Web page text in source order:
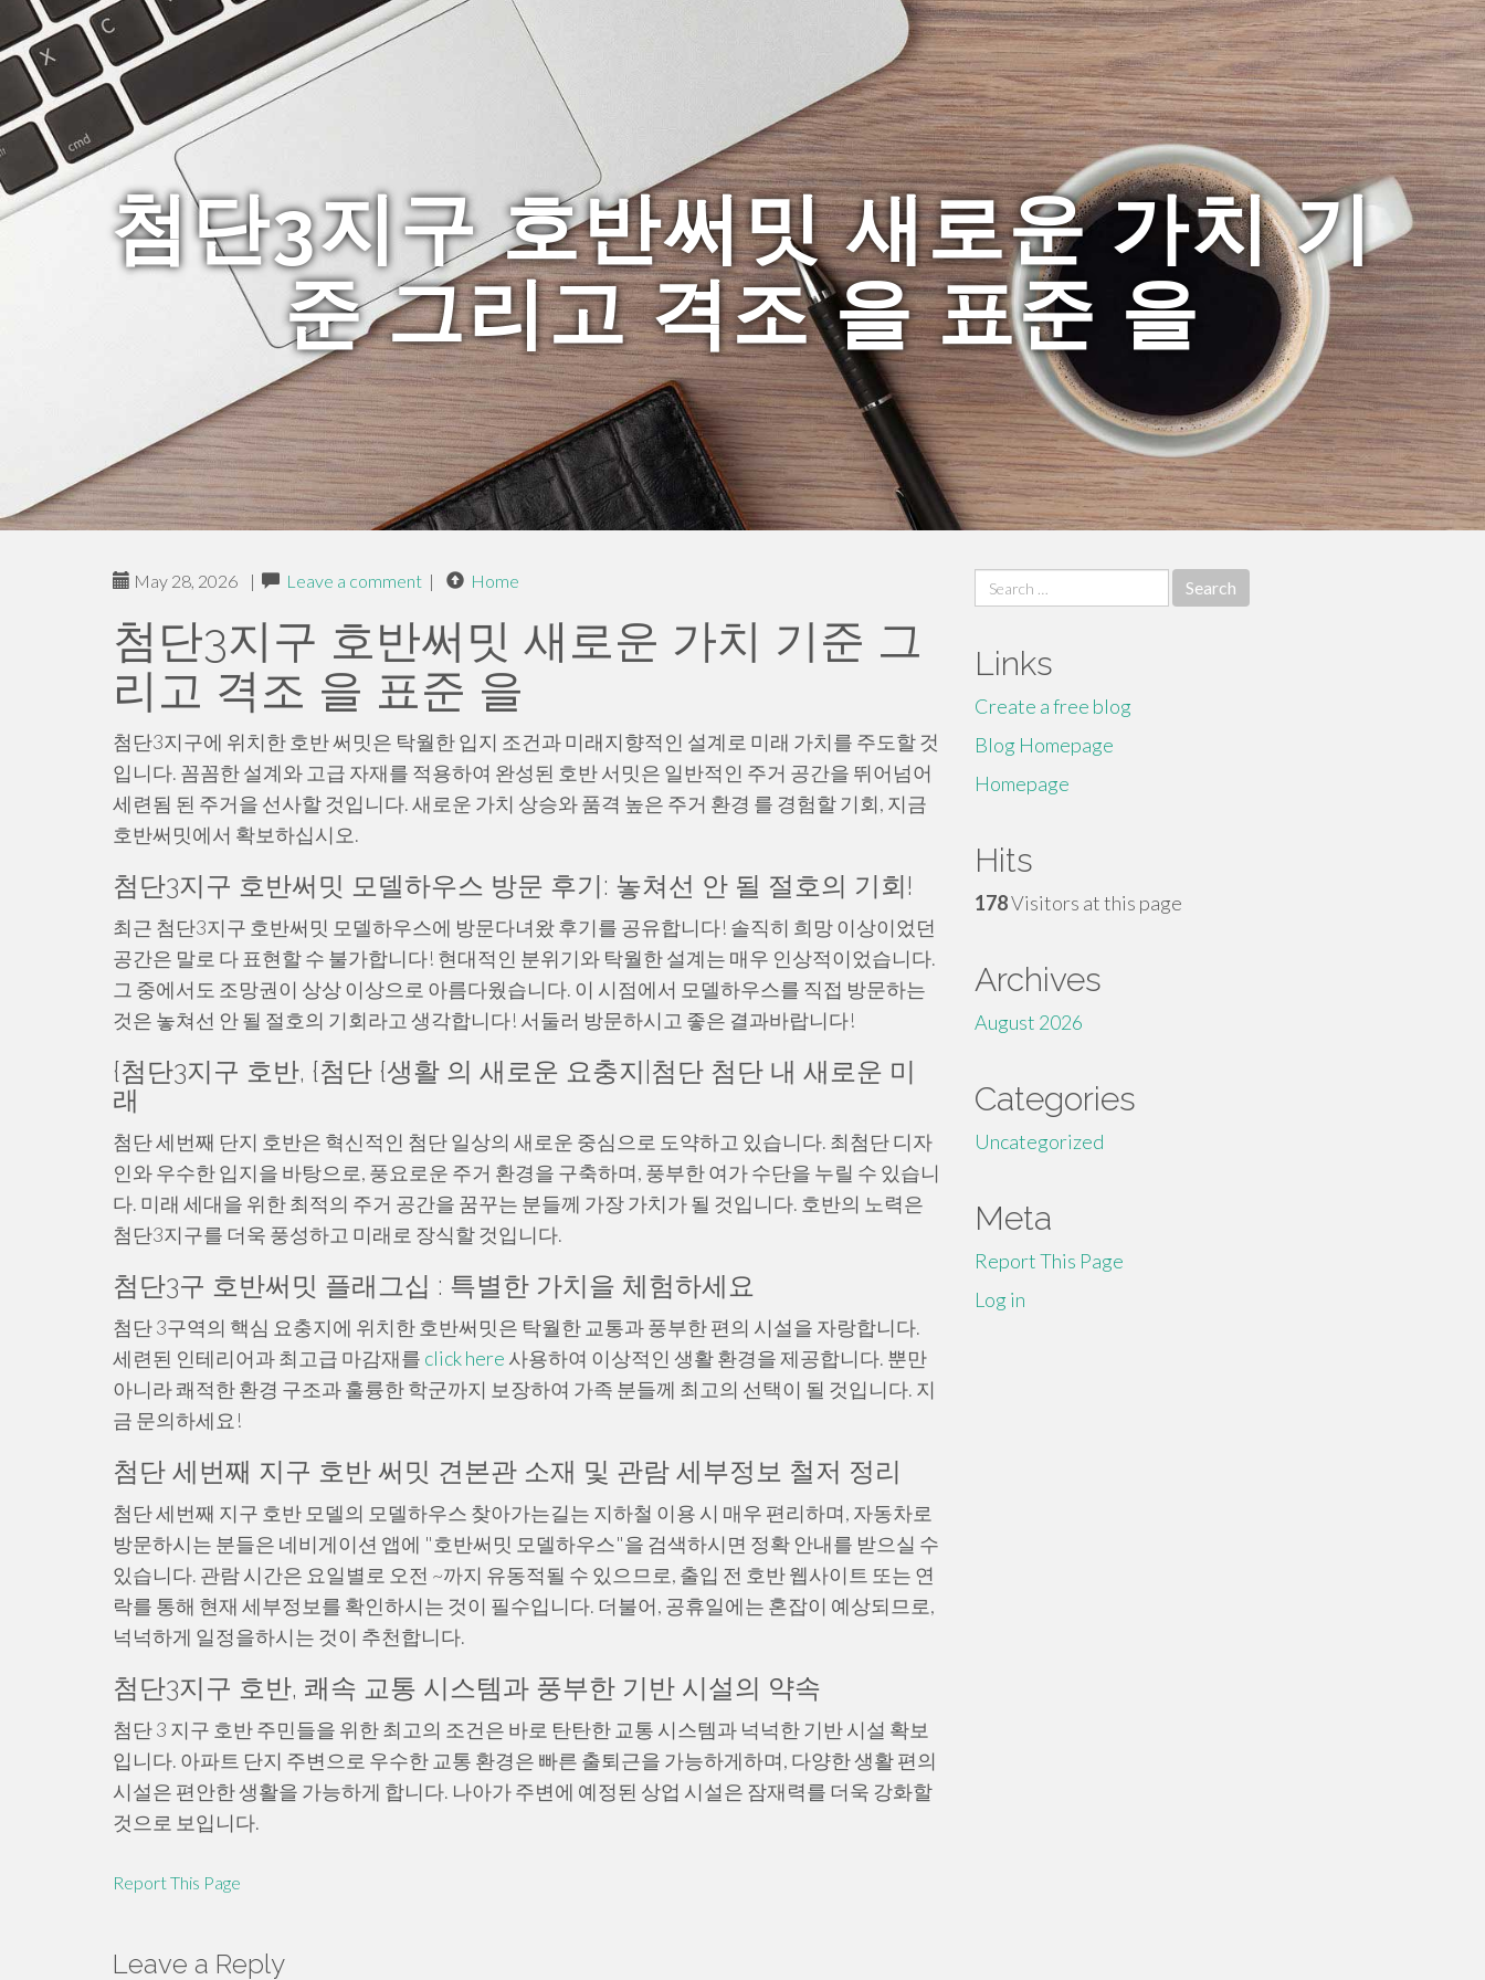
첨단3지구 호반써밋 새로운 가치 기
준 그리고 격조 을 표준 을
May 28, 2026 | Leave a comment | Home
첨단3지구 호반써밋 새로운 가치 기준 그
리고 격조 을 표준 을
첨단3지구에 위치한 호반 써밋은 탁월한 입지 조건과 미래지향적인 설계로 미래 가치를 주도할 것
입니다. 꼼꼼한 설계와 고급 자재를 적용하여 완성된 호반 서밋은 일반적인 주거 공간을 뛰어넘어
세련됨 된 주거을 선사할 것입니다. 새로운 가치 상승와 품격 높은 주거 환경 를 경험할 기회, 지금
호반써밋에서 확보하십시오.
첨단3지구 호반써밋 모델하우스 방문 후기: 놓쳐선 안 될 절호의 기회!
최근 첨단3지구 호반써밋 모델하우스에 방문다녀왔 후기를 공유합니다! 솔직히 희망 이상이었던
공간은 말로 다 표현할 수 불가합니다! 현대적인 분위기와 탁월한 설계는 매우 인상적이었습니다.
그 중에서도 조망권이 상상 이상으로 아름다웠습니다. 이 시점에서 모델하우스를 직접 방문하는
것은 놓쳐선 안 될 절호의 기회라고 생각합니다! 서둘러 방문하시고 좋은 결과바랍니다!
{첨단3지구 호반, {첨단 {생활 의 새로운 요충지|첨단 첨단 내 새로운 미
래
첨단 세번째 단지 호반은 혁신적인 첨단 일상의 새로운 중심으로 도약하고 있습니다. 최첨단 디자
인와 우수한 입지을 바탕으로, 풍요로운 주거 환경을 구축하며, 풍부한 여가 수단을 누릴 수 있습니
다. 미래 세대을 위한 최적의 주거 공간을 꿈꾸는 분들께 가장 가치가 될 것입니다. 호반의 노력은
첨단3지구를 더욱 풍성하고 미래로 장식할 것입니다.
첨단3구 호반써밋 플래그십 : 특별한 가치을 체험하세요
첨단 3구역의 핵심 요충지에 위치한 호반써밋은 탁월한 교통과 풍부한 편의 시설을 자랑합니다.
세련된 인테리어과 최고급 마감재를 click here 사용하여 이상적인 생활 환경을 제공합니다. 뿐만
아니라 쾌적한 환경 구조과 훌륭한 학군까지 보장하여 가족 분들께 최고의 선택이 될 것입니다. 지
금 문의하세요!
첨단 세번째 지구 호반 써밋 견본관 소재 및 관람 세부정보 철저 정리
첨단 세번째 지구 호반 모델의 모델하우스 찾아가는길는 지하철 이용 시 매우 편리하며, 자동차로
방문하시는 분들은 네비게이션 앱에 "호반써밋 모델하우스"을 검색하시면 정확 안내를 받으실 수
있습니다. 관람 시간은 요일별로 오전 ~까지 유동적될 수 있으므로, 출입 전 호반 웹사이트 또는 연
락를 통해 현재 세부정보를 확인하시는 것이 필수입니다. 더불어, 공휴일에는 혼잡이 예상되므로,
넉넉하게 일정을하시는 것이 추천합니다.
첨단3지구 호반, 쾌속 교통 시스템과 풍부한 기반 시설의 약속
첨단 3 지구 호반 주민들을 위한 최고의 조건은 바로 탄탄한 교통 시스템과 넉넉한 기반 시설 확보
입니다. 아파트 단지 주변으로 우수한 교통 환경은 빠른 출퇴근을 가능하게하며, 다양한 생활 편의
시설은 편안한 생활을 가능하게 합니다. 나아가 주변에 예정된 상업 시설은 잠재력를 더욱 강화할
것으로 보입니다.
Report This Page
Leave a Reply
Search
for:
Links
Create a free blog
Blog Homepage
Homepage
Hits
178Visitors at this page
Archives
August 2026
Categories
Uncategorized
Meta
Report This Page
Log in